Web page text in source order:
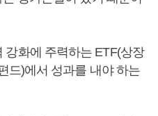
강화에 주력하는 ETF(상장
드)에서 성과를 내야 하는